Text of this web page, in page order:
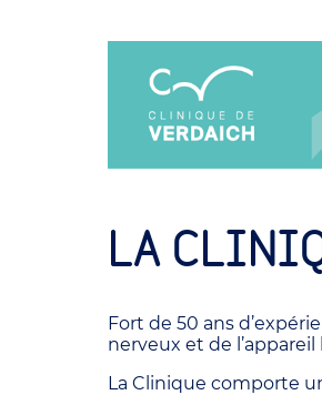
LA
Fort de 50 ans
nerveux et de
La Clinique comporte